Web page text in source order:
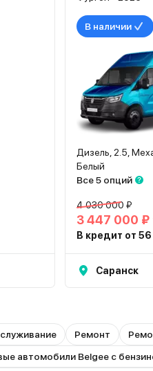
В наличии
Дизель, 2.5,
Белый
Все 5 опций
4 030 000 ₽
3 447 000 ₽
В кредит от
Саранск
Ремонт